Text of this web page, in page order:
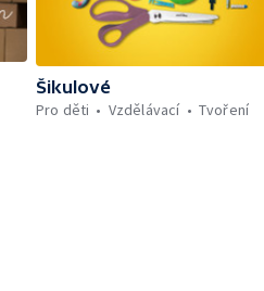
Šikulové
Pro děti
Vzdělávací Tvoření